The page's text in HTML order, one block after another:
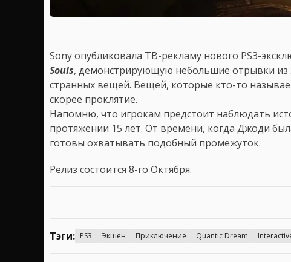
Sony опубликовала ТВ-рекламу нового PS3-
Souls, демонстрирующую небольшие отрывки из
странных вещей. Вещей, которые кто-то
скорее проклятие.
Напомню, что игрокам предстоит наблюдать
протяжении 15 лет. От времени, когда Джоди
готовы охватывать подобный промежуток.
Релиз состоится 8-го Октября.
Тэги: PS3 Экшен Приключение Quantic Dream